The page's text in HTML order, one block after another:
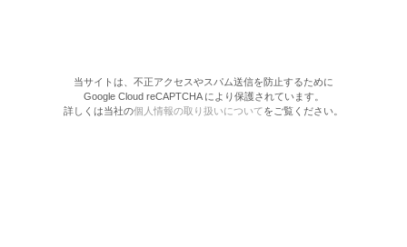
当サイトは、不正アクセスやスパム送信を防止するために
Google Cloud reCAPTCHA により保護されています。
詳しくは当社の個人情報の取り扱いについてをご覧ください。